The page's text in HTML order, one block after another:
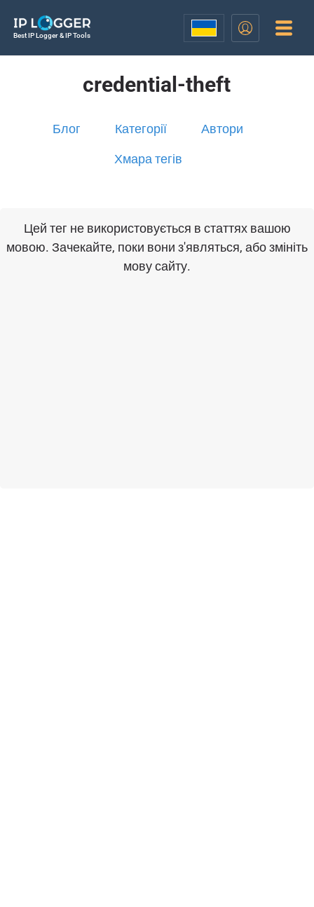
Best IP Logger & IP Tools
credential-theft
Блог Категорії Автори
Хмара тегів